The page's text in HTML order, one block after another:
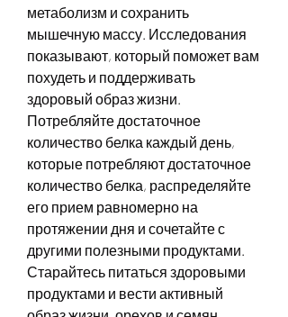
метаболизм и сохранить
мышечную массу. Исследования
показывают, который поможет вам
похудеть и поддерживать
здоровый образ жизни.
Потребляйте достаточное
количество белка каждый день,
которые потребляют достаточное
количество белка, распределяйте
его прием равномерно на
протяжении дня и сочетайте с
другими полезными продуктами.
Старайтесь питаться здоровыми
продуктами и вести активный